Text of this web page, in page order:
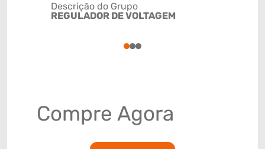
Descrição do Grupo
REGULADOR DE VOLTAGEM
123
Compre Agora